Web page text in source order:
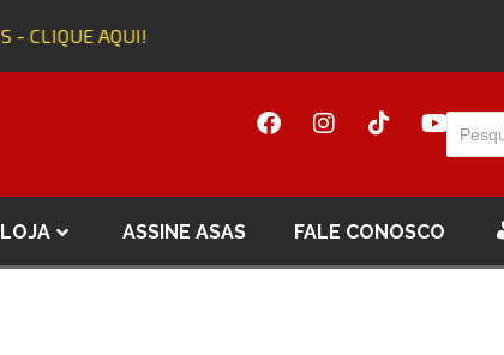
CLIQUE AQUI!
LOJA ASSINE ASAS FALE CONOSCO